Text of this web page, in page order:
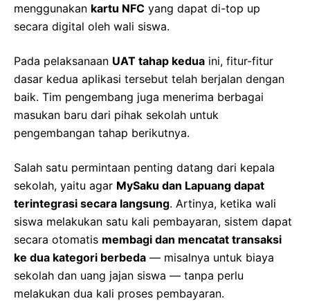
menggunakan kartu NFC yang dapat di-top up
secara digital oleh wali siswa.
Pada pelaksanaan UAT tahap kedua ini, fitur-fitur
dasar kedua aplikasi tersebut telah berjalan dengan
baik. Tim pengembang juga menerima berbagai
masukan baru dari pihak sekolah untuk
pengembangan tahap berikutnya.
Salah satu permintaan penting datang dari kepala
sekolah, yaitu agar MySaku dan Lapuang dapat
terintegrasi secara langsung. Artinya, ketika wali
siswa melakukan satu kali pembayaran, sistem dapat
secara otomatis membagi dan mencatat transaksi
ke dua kategori berbeda — misalnya untuk biaya
sekolah dan uang jajan siswa — tanpa perlu
melakukan dua kali proses pembayaran.